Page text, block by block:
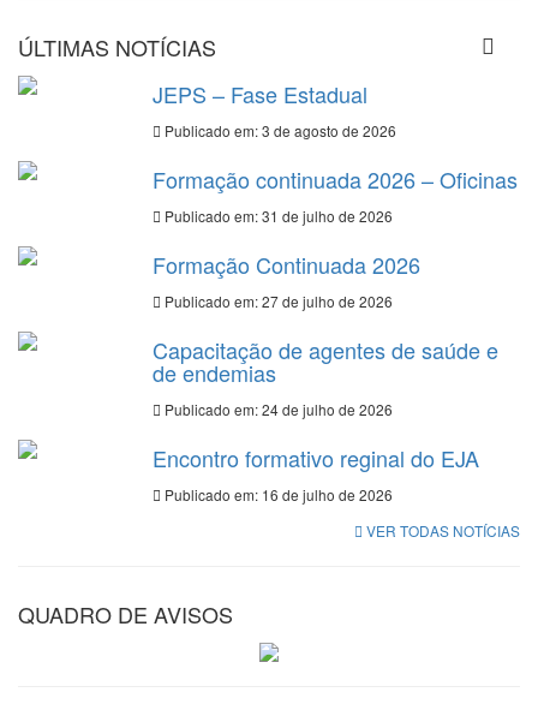
ÚLTIMAS NOTÍCIAS
JEPS – Fase Estadual
Publicado em: 3 de agosto de 2026
Formação continuada 2026 – Oficinas
Publicado em: 31 de julho de 2026
Formação Continuada 2026
Publicado em: 27 de julho de 2026
Capacitação de agentes de saúde e
de endemias
Publicado em: 24 de julho de 2026
Encontro formativo reginal do EJA
Publicado em: 16 de julho de 2026
VER TODAS NOTÍCIAS
QUADRO DE AVISOS